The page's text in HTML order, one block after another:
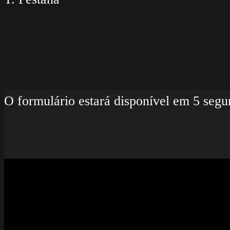
O formulário estará disponível em 5